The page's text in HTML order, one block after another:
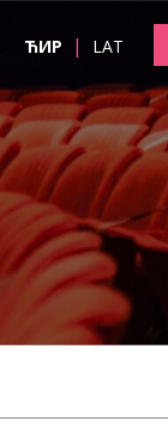
ЋИР | LAT